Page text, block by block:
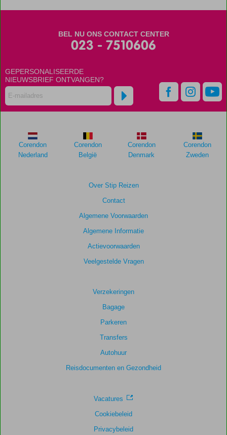
weergegeven
om
de
relevantie
scores
te
garanderen.
7,7
Kindvriendelijk
Wifi kwaliteit
6,5
BEL NU ONS CONTACT CENTER
023 - 7510606
GEPERSONALISEERDE
NIEUWSBRIEF ONTVANGEN?
Over Stip Reizen
Contact
Algemene Voorwaarden
Algemene Informatie
Actievoorwaarden
Veelgestelde Vragen
Verzekeringen
Bagage
Parkeren
Transfers
Autohuur
Reisdocumenten en Gezondheid
Vacatures
Cookiebeleid
Privacybeleid
Corendon
Nederland
Corendon
België
Corendon
Denmark
Corendon
Zweden